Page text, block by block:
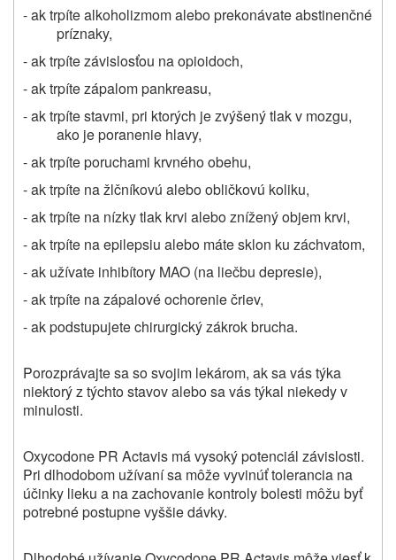
- ak trpíte alkoholizmom alebo prekonávate abstinenčné
príznaky,
- ak trpíte závislosťou na opioidoch,
- ak trpíte zápalom pankreasu,
- ak trpíte stavmi, pri ktorých je zvýšený tlak v mozgu,
ako je poranenie hlavy,
- ak trpíte poruchami krvného obehu,
- ak trpíte na žlčníkovú alebo obličkovú koliku,
- ak trpíte na nízky tlak krvi alebo znížený objem krvi,
- ak trpíte na epilepsiu alebo máte sklon ku záchvatom,
- ak užívate inhibítory MAO (na liečbu depresie),
- ak trpíte na zápalové ochorenie čriev,
- ak podstupujete chirurgický zákrok brucha.
Porozprávajte sa so svojim lekárom, ak sa vás týka
niektorý z týchto stavov alebo sa vás týkal niekedy v
minulosti.
Oxycodone PR Actavis má vysoký potenciál závislosti.
Pri dlhodobom užívaní sa môže vyvinúť tolerancia na
účinky lieku a na zachovanie kontroly bolesti môžu byť
potrebné postupne vyššie dávky.